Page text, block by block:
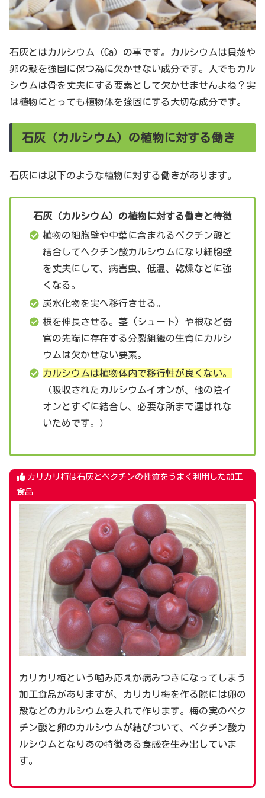
石灰とはカルシウム（Ca）の事です。カルシウムは貝殻や
卵の殻を強固に保つ為に欠かせない成分です。人でもカル
シウムは骨を丈夫にする要素として欠かせませんよね？実
は植物にとっても植物体を強固にする大切な成分です。
石灰（カルシウム）の植物に対する働き
石灰には以下のような植物に対する働きがあります。
石灰（カルシウム）の植物に対する働きと特徴
植物の細胞壁や中葉に含まれるペクチン酸と
結合してペクチン酸カルシウムになり細胞壁
を丈夫にして、病害虫、低温、乾燥などに強
くなる。
炭水化物を実へ移行させる。
根を伸長させる。茎 (シュート) や根など器
官の先端に存在する分裂組織の生育にカルシ
ウムは欠かせない要素。
カルシウムは植物体内で移行性が良くない。
（吸収されたカルシウムイオンが、他の陰イ
オンとすぐに結合し、必要な所まで運ばれな
いためです。）
カリカリ梅は石灰とペクチンの性質をうまく利用した加工
食品
カリカリ梅という噛み応えが病みつきになってしまう
加工食品がありますが、カリカリ梅を作る際には卵の
殻などのカルシウムを入れて作ります。梅の実のペク
チン酸と卵のカルシウムが結びついて、ペクチン酸カ
ルシウムとなりあの特徴ある食感を生み出していま
す。